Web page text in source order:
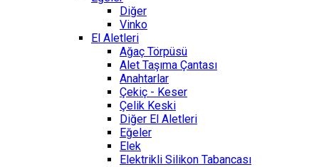
Diğer
Vinko
El Aletleri
Ağaç Törpüsü
Alet Taşıma Çantası
Anahtarlar
Çekiç - Keser
Çelik Keski
Diğer El Aletleri
Eğeler
Elek
Elektrikli Silikon Tabancası